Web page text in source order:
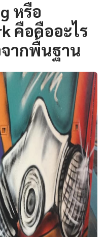
หรือ
คือคืออะไร
ากพื้นฐาน